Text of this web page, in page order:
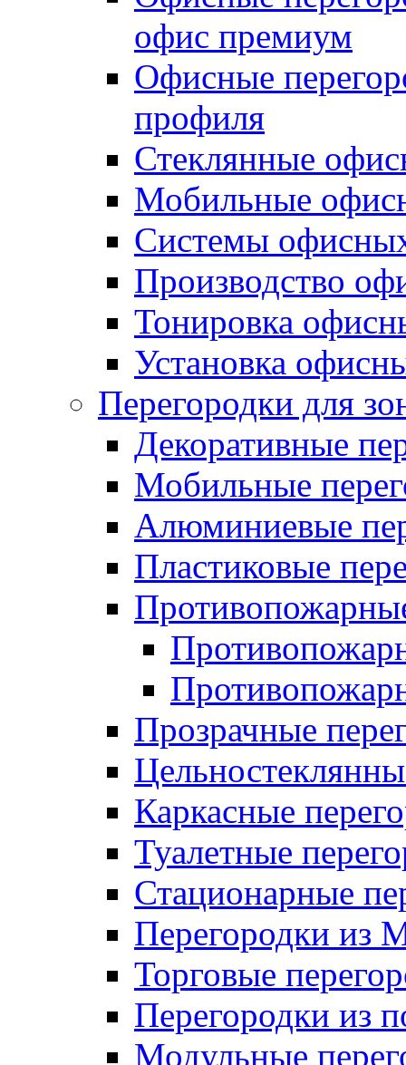
офис премиум
Офисные
профиля
Стеклянные
Мобильные
Системы
Производство
Тонировка
Установка
Перегородки для
Декоративные
Мобильные
Алюминиевые
Пластиковые
Прозрачные
Каркасные
Туалетные
Стационарные
Перегородки из
Торговые
Перегородки из
Модульные